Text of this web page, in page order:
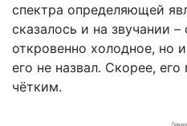
спектра определяющей
сказалось и на звучании –
откровенно холодное, но
его не назвал. Скорее,
чётким.